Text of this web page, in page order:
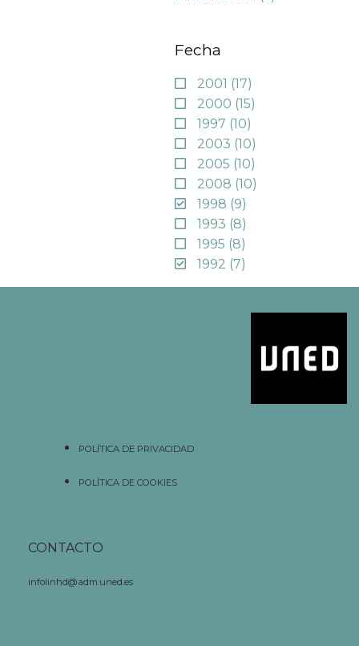
Fecha
2001 (17)
2000 (15)
1997 (10)
2003 (10)
2005 (10)
2008 (10)
1998 (9)
1993 (8)
1995 (8)
1992 (7)
POLÍTICA DE PRIVACIDAD
POLÍTICA DE COOKIES
CONTACTO
infolinhd@adm.uned.es